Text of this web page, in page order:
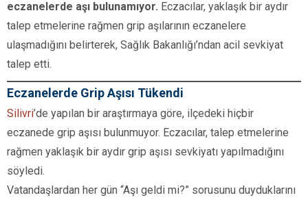
eczanelerde aşı bulunamıyor. Eczacılar, yaklaşık bir aydır
talep etmelerine rağmen grip aşılarının eczanelere
ulaşmadığını belirterek, Sağlık Bakanlığı’ndan acil sevkiyat
talep etti.
Eczanelerde Grip Aşısı Tükendi
Silivri’de yapılan bir araştırmaya göre, ilçedeki hiçbir
eczanede grip aşısı bulunmuyor. Eczacılar, talep etmelerine
rağmen yaklaşık bir aydır grip aşısı sevkiyatı yapılmadığını
söyledi.
Vatandaşlardan her gün “Aşı geldi mi?” sorusunu duyduklarını